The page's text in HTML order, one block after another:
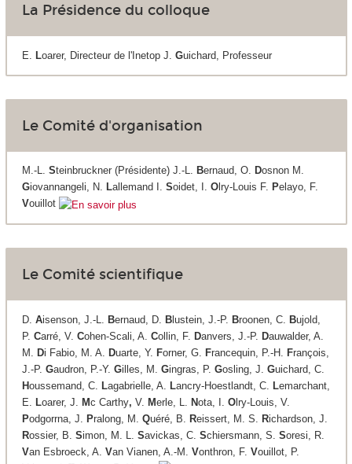
La Présidence du colloque
E. Loarer, Directeur de l'Inetop J. Guichard, Professeur
Le Comité d'organisation
M.-L. Steinbruckner (Présidente) J.-L. Bernaud, O. Dosnon M.
Giovannangeli, N. Lallemand I. Soidet, I. Olry-Louis F. Pelayo, F.
Vouillot
Le Comité scientifique
D. Aisenson, J.-L. Bernaud, D. Blustein, J.-P. Broonen, C. Bujold,
P. Carré, V. Cohen-Scali, A. Collin, F. Danvers, J.-P. Dauwalder, A.
M.
Di Fabio, M. A. Duarte, Y. Forner, G. Francequin, P.-H. François,
J.-P. Gaudron, P.-Y. Gilles, M. Gingras, P. Gosling, J. Guichard, C.
Houssemand, C. Lagabrielle, A. Lancry-Hoestlandt, C. Lemarchant,
E.
Loarer, J. Mc Carthy, V. Merle, L. Nota, I. Olry-Louis, V.
Podgorrna, J. Pralong, M. Quéré, B. Reissert, M. S. Richardson, J.
Rossier, B. Simon, M. L. Savickas, C. Schiersmann, S. Soresi, R.
Van Esbroeck, A. Van Vianen, A.-M. Vonthron, F. Vouillot, P.